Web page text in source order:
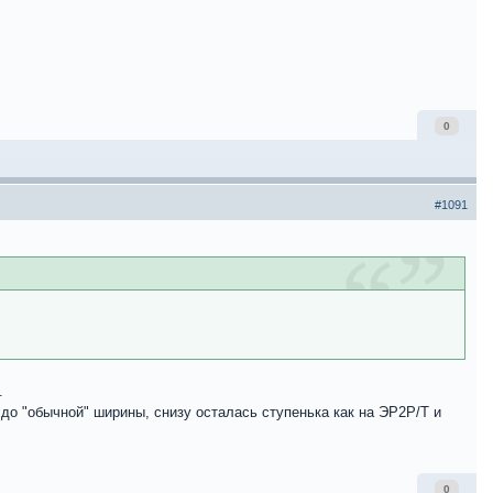
0
#1091
"обычной" ширины, снизу осталась ступенька как на ЭР2Р/Т и
0